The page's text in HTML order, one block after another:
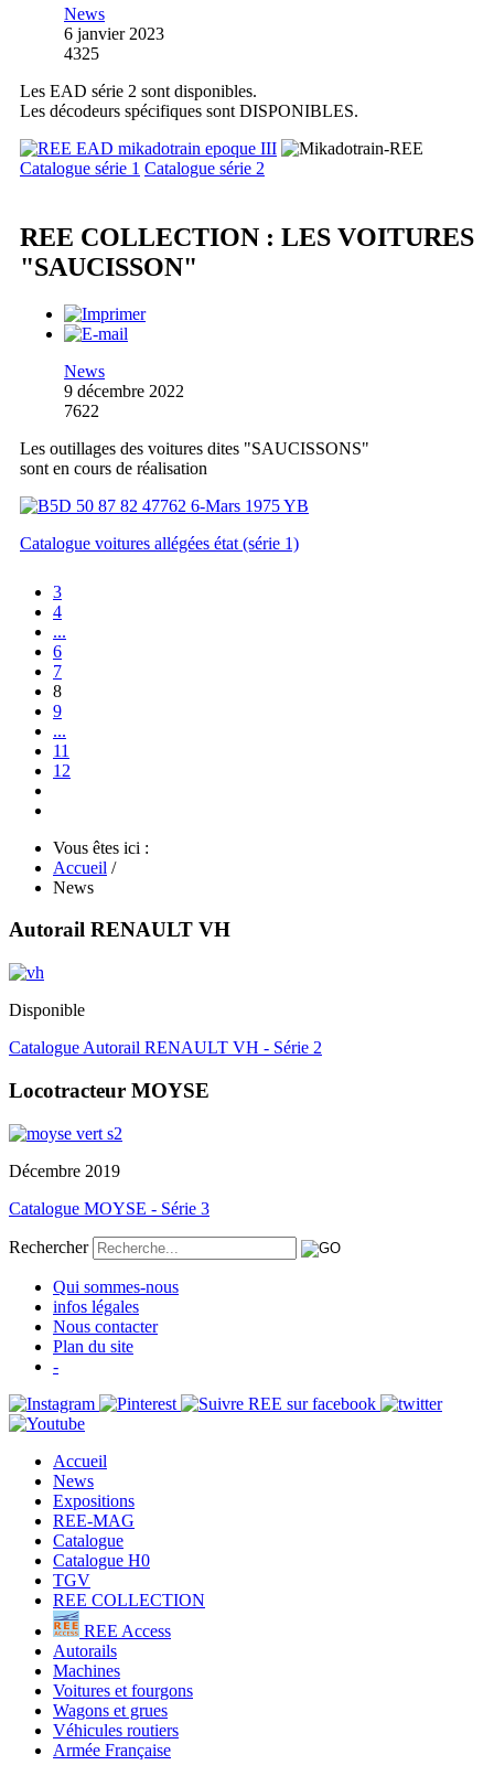
News
6 janvier 2023
4325
Les EAD série 2 sont disponibles.
Les décodeurs spécifiques sont DISPONIBLES.
Catalogue série 1 Catalogue série 2
REE COLLECTION : LES VOITURES
"SAUCISSON"
News
9 décembre 2022
7622
Les outillages des voitures dites "SAUCISSONS"
sont en cours de réalisation
Catalogue voitures allégées état (série 1)
3
4
...
6
7
8
9
...
11
12
Vous êtes ici :
Accueil /
News
Autorail RENAULT VH
Disponible
Catalogue Autorail RENAULT VH - Série 2
Locotracteur MOYSE
Décembre 2019
Catalogue MOYSE - Série 3
Rechercher
Qui sommes-nous
infos légales
Nous contacter
Plan du site
-
Accueil
News
Expositions
REE-MAG
Catalogue
Catalogue H0
TGV
REE COLLECTION
REE Access
Autorails
Machines
Voitures et fourgons
Wagons et grues
Véhicules routiers
Armée Française